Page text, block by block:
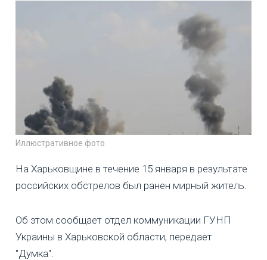
Иллюстративное фото
На Харьковщине в течение 15 января в результате
российских обстрелов был ранен мирный житель.
Об этом сообщает отдел коммуникации ГУНП
Украины в Харьковской области, передает
"Думка".